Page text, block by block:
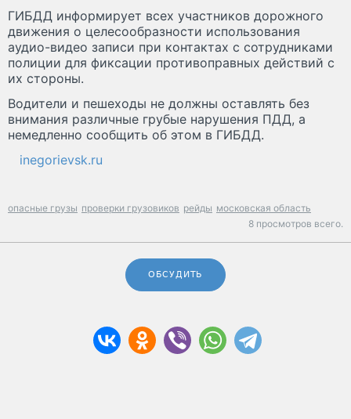
ГИБДД информирует всех участников дорожного
движения о целесообразности использования
аудио-видео записи при контактах с сотрудниками
полиции для фиксации противоправных действий с
их стороны.
Водители и пешеходы не должны оставлять без
внимания различные грубые нарушения ПДД, а
немедленно сообщить об этом в ГИБДД.
inegorievsk.ru
опасные грузы проверки грузовиков рейды московская область
8 просмотров всего.
ОБСУДИТЬ